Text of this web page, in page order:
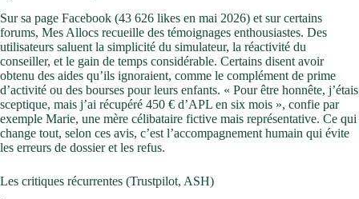
Sur sa page Facebook (43 626 likes en mai 2026) et sur certains
forums, Mes Allocs recueille des témoignages enthousiastes. Des
utilisateurs saluent la simplicité du simulateur, la réactivité du
conseiller, et le gain de temps considérable. Certains disent avoir
obtenu des aides qu’ils ignoraient, comme le complément de prime
d’activité ou des bourses pour leurs enfants. « Pour être honnête, j’étais
sceptique, mais j’ai récupéré 450 € d’APL en six mois », confie par
exemple Marie, une mère célibataire fictive mais représentative. Ce qui
change tout, selon ces avis, c’est l’accompagnement humain qui évite
les erreurs de dossier et les refus.
Les critiques récurrentes (Trustpilot, ASH)